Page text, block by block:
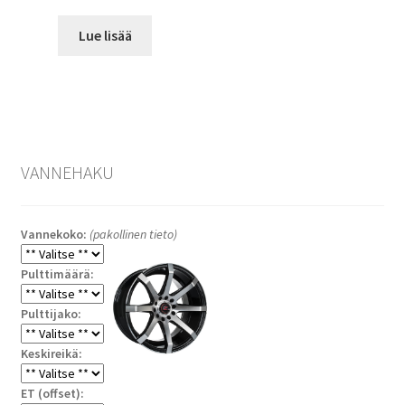
Lue lisää
VANNEHAKU
Vannekoko: (pakollinen tieto)
Pulttimäärä:
Pulttijako:
Keskireikä:
ET (offset):